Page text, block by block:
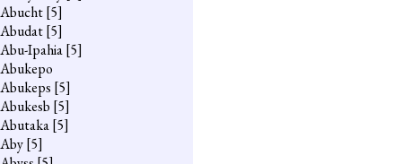
Abucht[5]
Abudat[5]
Abu-Ipahia[5]
Abukepo
Abukeps [5]
Abukesb [5]
Abutaka[5]
Aby[5]